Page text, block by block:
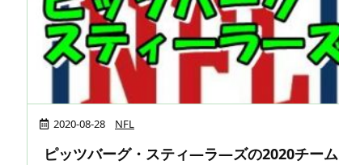
2020-08-28 NFL
ピッツバーグ・スティ―ラ―ズの2020チーム